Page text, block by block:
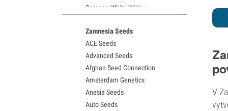
V
Semena White Widow
Semena Granddaddy Purple
Semena OG Kush
Semena Blue Dream
Semena Lemon Haze
Semena Bruce Banner
Semena Gelato
Semena Sour Diesel
Zamnesia Seeds
ACE Seeds
Advanced Seeds
Afghan Seed Connection
Amsterdam Genetics
Anesia Seeds
Auto Seeds